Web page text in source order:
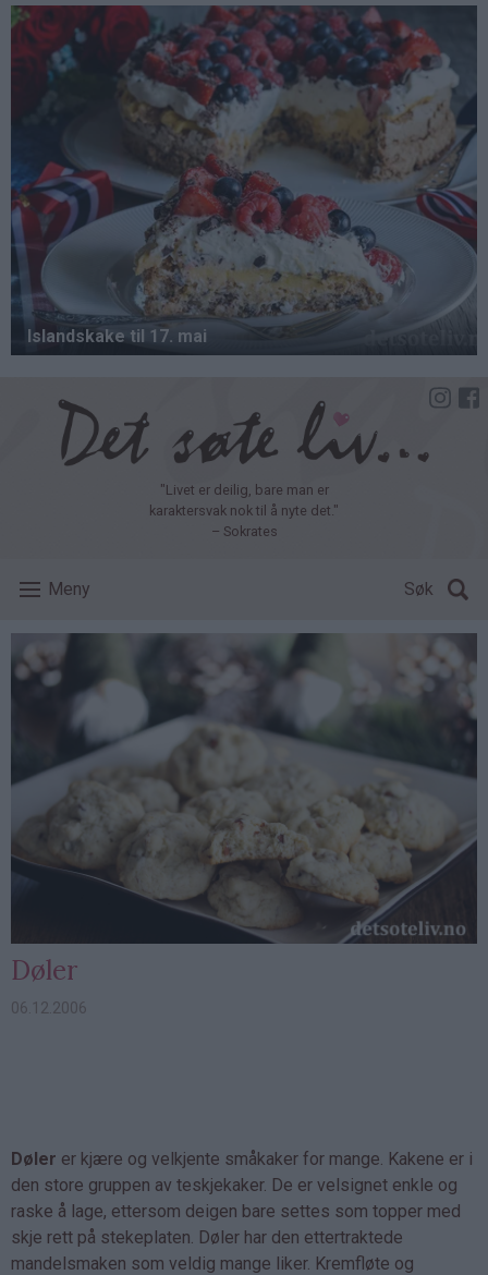
Hopp
hovedinnhold
"Livet er deilig, bare man er
karaktersvak nok til å nyte det."
– Sokrates
Meny Søk
Døler
06.12.2006
Døler er kjære og velkjente småkaker for mange. Kakene er i
den store gruppen av teskjekaker. De er velsignet enkle og
raske å lage, ettersom deigen bare settes som topper med
skje rett på stekeplaten. Døler har den ettertraktede
mandelsmaken som veldig mange liker. Kremfløte og